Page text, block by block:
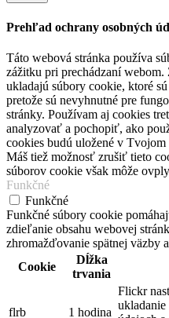
Prehľad ochrany osobných
Táto webová stránka používa
zážitku pri prechádzaní
ukladajú súbory cookie, ktoré
pretože sú nevyhnutné pre
stránky. Používam aj cookies
analyzovať a pochopiť, ako
cookies budú uložené v
Máš tiež možnosť zrušiť tieto
súborov cookie však môže
Funkčné
Funkčné
Funkčné súbory cookie
zdieľanie obsahu webovej
zhromažďovanie spätnej väzby
Cookie
Dĺžka
trvania
flrb 1 hodina
Flickr